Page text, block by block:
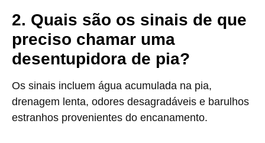
2. Quais são os sinais de que
preciso chamar uma
desentupidora de pia?
Os sinais incluem água acumulada na pia,
drenagem lenta, odores desagradáveis e barulhos
estranhos provenientes do encanamento.